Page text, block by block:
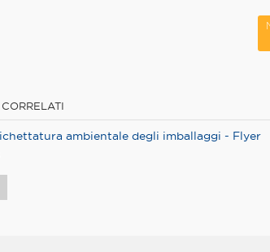
ambientale degli imballaggi - Flyer